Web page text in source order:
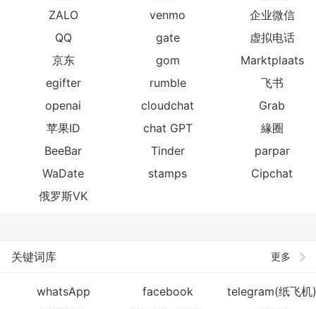
ZALO
venmo
企业微信
QQ
gate
虚拟电话
京东
gom
Marktplaats
egifter
rumble
飞书
openai
cloudchat
Grab
苹果ID
chat GPT
緣圈
BeeBar
Tinder
parpar
WaDate
stamps
Cipchat
俄罗斯VK
更多
关键词库
whatsApp facebook
telegram(纸飞机